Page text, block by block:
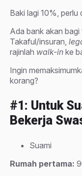
Baki lagi 10%, perlu
Ada bank akan
Takaful/insuran,
rajinlah walk-in ke
Ingin
korang?
#1: Untuk
Bekerja
Suami
Rumah pertama: